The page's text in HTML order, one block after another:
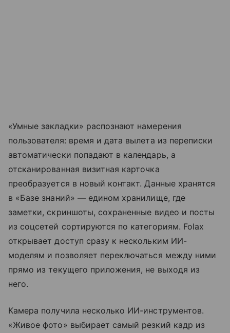
«Умные закладки» распознают намерения
пользователя: время и дата вылета из переписки
автоматически попадают в календарь, а
отсканированная визитная карточка
преобразуется в новый контакт. Данные хранятся
в «Базе знаний» — едином хранилище, где
заметки, скриншоты, сохраненные видео и посты
из соцсетей сортируются по категориям. Folax
открывает доступ сразу к нескольким ИИ-
моделям и позволяет переключаться между ними
прямо из текущего приложения, не выходя из
него.
Камера получила несколько ИИ-инструментов.
«Живое фото» выбирает самый резкий кадр из